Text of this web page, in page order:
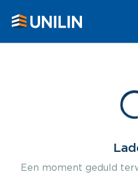
Een moment geduld